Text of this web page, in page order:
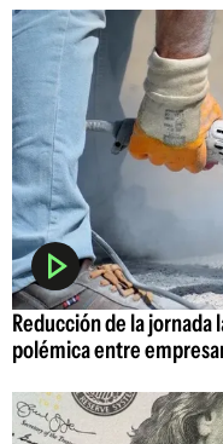
Reducción de la
polémica entre